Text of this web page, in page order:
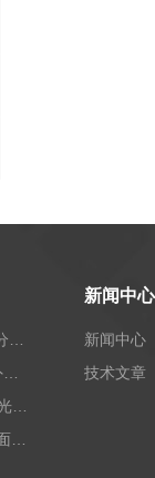
QUV/se进口紫外老化试验箱Q-lab
QUV/Spray紫外光加速老化试验箱
t100进口液体表面张力测试仪
新闻中心
新闻中心
技术文章